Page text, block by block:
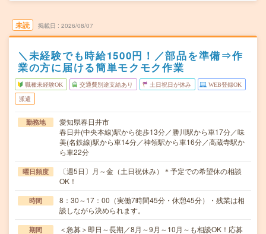
未読 掲載日 2026/08/07
＼未経験でも時給1500円！／部品を準備⇒作
業の方に届ける簡単モクモク作業
職種未経験OK 交通費別途支給あり 土日祝日が休み WEB登録OK
派遣
勤務地
愛知県春日井市
春日井(中央本線)駅から徒歩13分／勝川駅から車17分／味
美(名鉄線)駅から車14分／神領駅から車16分／高蔵寺駅か
ら車22分
曜日頻度
〔週5日〕月～金（土日祝休み）＊予定での希望休の相談
OK！
時間
8：30～17：00（実働7時間45分・休憩45分）・残業は相
談しながら決められます。
期間
＜急募＞即日～長期／8月～9月～10月～も相談OK！応募